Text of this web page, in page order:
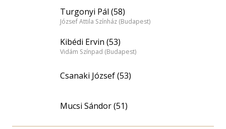
Turgonyi Pál (58)
József Attila Színház (Budapest)
Kibédi Ervin (53)
Vidám Színpad (Budapest)
Csanaki József (53)
Mucsi Sándor (51)